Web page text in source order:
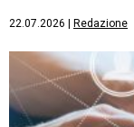
22.07.2026 Redazione